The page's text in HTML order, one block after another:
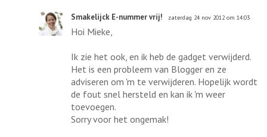
Smakelijck E-nummer vrij! zaterdag 24 nov 2012 om 14:03
Hoi Mieke,
Ik zie het ook, en ik heb de gadget verwijderd.
Het is een probleem van Blogger en ze
adviseren om 'm te verwijderen. Hopelijk wordt
de fout snel hersteld en kan ik 'm weer
toevoegen.
Sorry voor het ongemak!